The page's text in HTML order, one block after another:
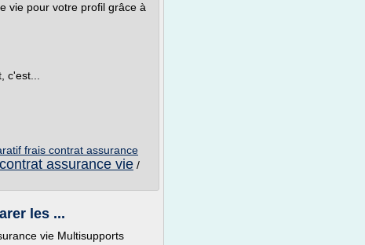
vie pour votre profil grâce à
frais contrat assurance
assurance vie /
les ...
vie Multisupports